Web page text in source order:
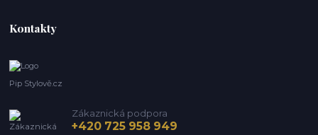
Kontakty
Pip Stylově.cz
Zákaznická podpora
+420 725 958 949